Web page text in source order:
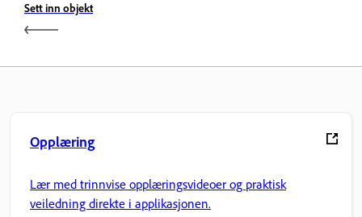
Sett inn objekt
Opplæring
Lær med trinnvise opplæringsvideoer og praktisk
veiledning direkte i applikasjonen.